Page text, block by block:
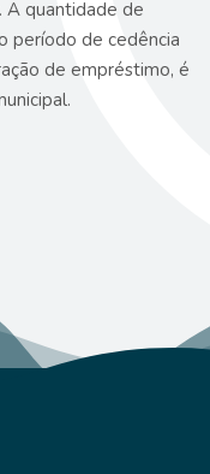
A quantidade de
período de cedência
de empréstimo, é